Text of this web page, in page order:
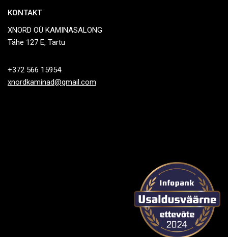
KONTAKT
XNORD OÜ KAMINASALONG
Tähe 127 E, Tartu
+372 566 15954
xnordkaminad@gmail.com